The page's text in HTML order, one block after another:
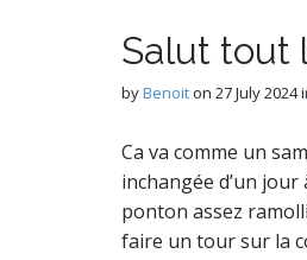
Salut tout
byBenoiton 27 July 2024
Ca va comme un
inchangée d’un
ponton assez
faire un tour sur la